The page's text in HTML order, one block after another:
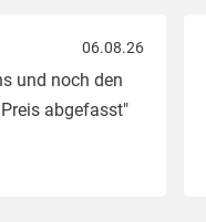
06.08.26
und noch den
abgefasst"